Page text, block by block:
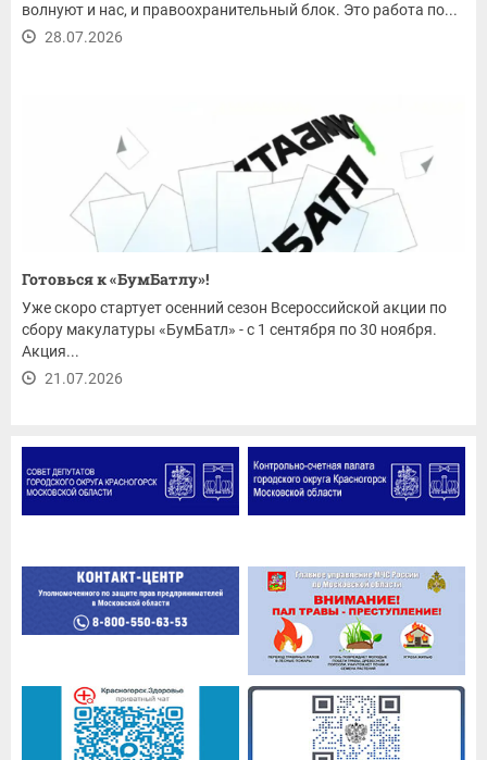
волнуют и нас, и правоохранительный блок. Это работа по...
28.07.2026
Готовься к «БумБатлу»!
Уже скоро стартует осенний сезон Всероссийской акции по
сбору макулатуры «БумБатл» - с 1 сентября по 30 ноября.
Акция...
21.07.2026